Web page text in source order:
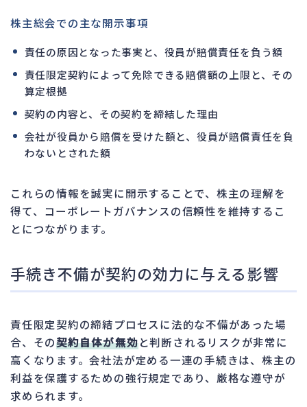
株主総会での主な開示事項
責任の原因となった事実と、役員が賠償責任を負う額
責任限定契約によって免除できる賠償額の上限と、その
算定根拠
契約の内容と、その契約を締結した理由
会社が役員から賠償を受けた額と、役員が賠償責任を負
わないとされた額
これらの情報を誠実に開示することで、株主の理解を
得て、コーポレートガバナンスの信頼性を維持するこ
とにつながります。
手続き不備が契約の効力に与える影響
責任限定契約の締結プロセスに法的な不備があった場
合、その契約自体が無効と判断されるリスクが非常に
高くなります。会社法が定める一連の手続きは、株主の
利益を保護するための強行規定であり、厳格な遵守が
求められます。